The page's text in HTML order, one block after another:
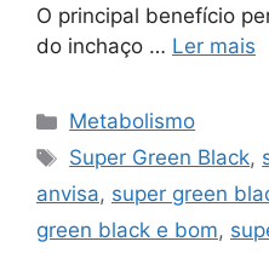
O principal benefício
do inchaço … Ler mais
Categorias
Metabolismo
Tags
Super Green Black,
anvisa, super green
green black e bom,